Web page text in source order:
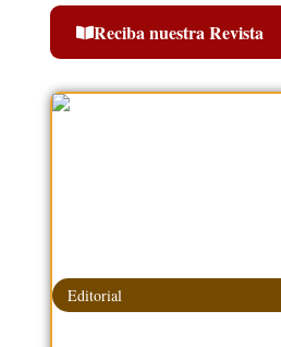
Reciba nuestra Revista
Editorial